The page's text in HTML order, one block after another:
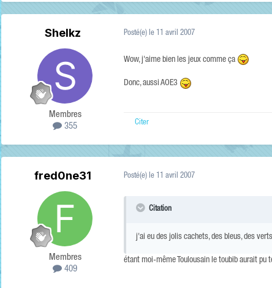
Shelkz
Membres
355
Posté(e) le 11 avril 2007
Wow, j'aime bien les jeux comme ça
Donc, aussi AOE3
Citer
fred0ne31
Membres
409
Posté(e) le 11 avril 2007
Citation
j'ai eu des jolis cachets, des bleus, des
étant moi-même Toulousain le toubib aurait pu